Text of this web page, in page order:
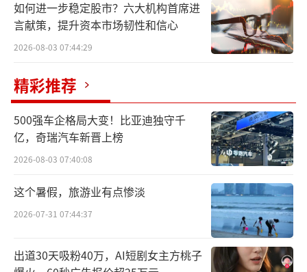
如何进一步稳定股市？六大机构首席进
言献策，提升资本市场韧性和信心
2026-08-03 07:44:29
精彩推荐
500强车企格局大变！比亚迪独守千
亿，奇瑞汽车新晋上榜
2026-08-03 07:40:08
这个暑假，旅游业有点惨淡
2026-07-31 07:44:37
出道30天吸粉40万，AI短剧女主方桃子